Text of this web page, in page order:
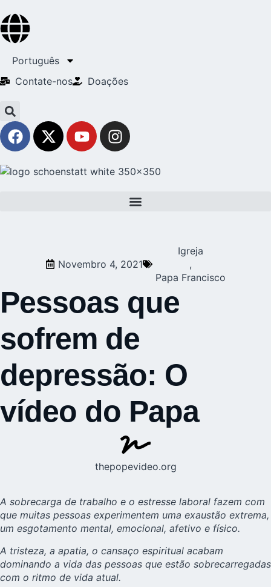
Português
Contate-nos
Doações
Novembro 4, 2021
Igreja
,
Papa Francisco
Pessoas que
sofrem de
depressão: O
vídeo do Papa
thepopevideo.org
A sobrecarga de trabalho e o estresse laboral fazem com
que muitas pessoas experimentem uma exaustão extrema,
um esgotamento mental, emocional, afetivo e físico.
A tristeza, a apatia, o cansaço espiritual acabam
dominando a vida das pessoas que estão sobrecarregadas
com o ritmo de vida atual.